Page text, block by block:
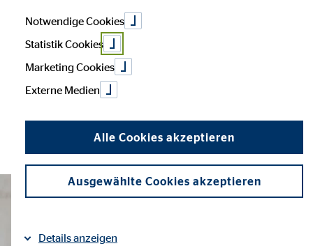
Notwendige Cookies
Statistik Cookies
Marketing Cookies
Externe Medien
Alle Cookies akzeptieren
Ausgewählte Cookies akzeptieren
Details anzeigen